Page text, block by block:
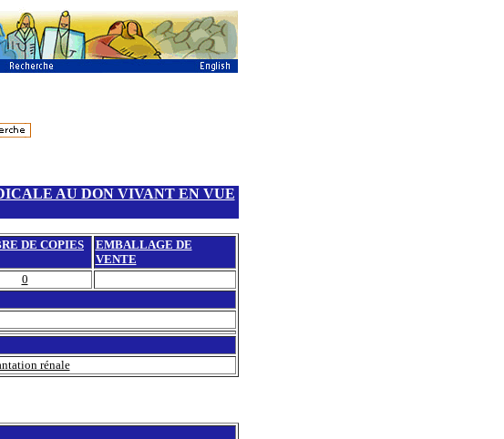
AU DON VIVANT EN VUE
DE COPIES
EMBALLAGE DE
VENTE
0
rénale